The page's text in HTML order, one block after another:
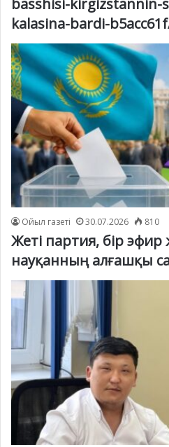
kalasina-bardi-
Ойыл газеті 30.07.2026 810
Жеті партия, бір
науқанның алғашқы